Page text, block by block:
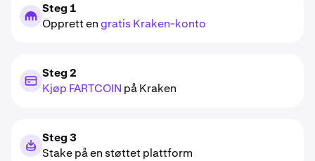
Steg 1
Opprett engratis Kraken-konto
Steg 2
Kjøp FARTCOIN på Kraken
Steg 3
Stake på en støttet plattform